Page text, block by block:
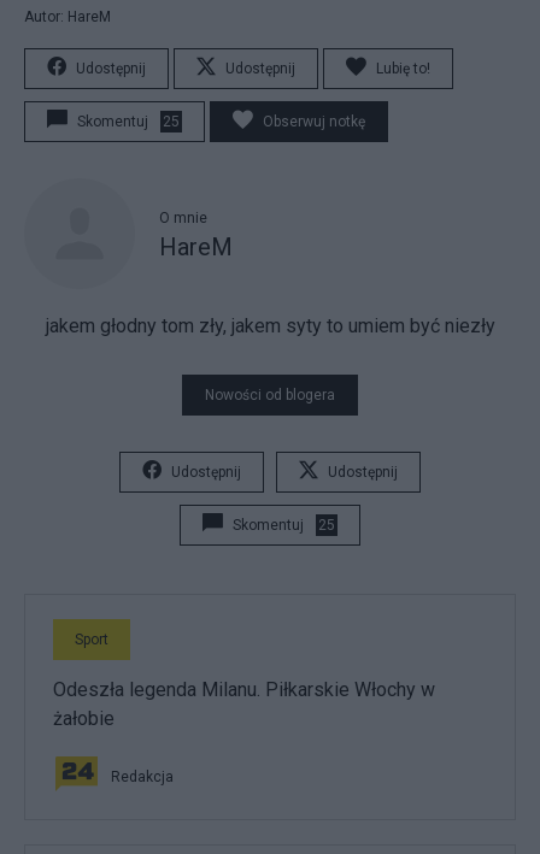
Autor: HareM
Udostępnij Udostępnij Lubię to!
Skomentuj 25 Obserwuj notkę
O mnie
HareM
jakem głodny tom zły, jakem syty to umiem być niezły
Nowości od blogera
Udostępnij Udostępnij
Skomentuj 25
Sport
Odeszła legenda Milanu. Piłkarskie Włochy w
żałobie
Redakcja